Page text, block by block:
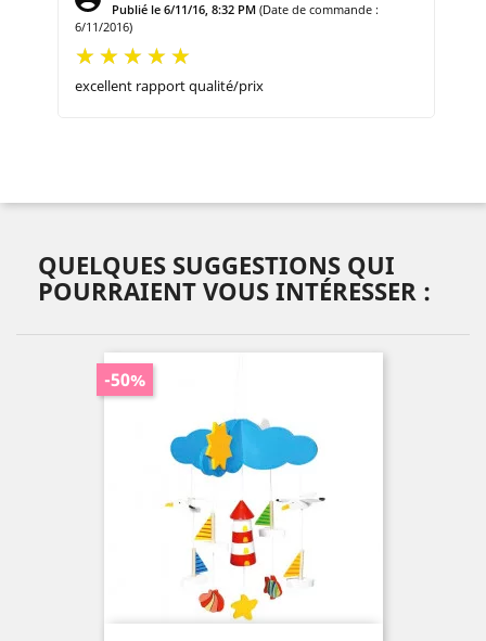
Publié le 6/11/16, 8:32 PM (Date de commande :
6/11/2016)
excellent rapport qualité/prix
QUELQUES SUGGESTIONS QUI
POURRAIENT VOUS INTÉRESSER :
-50%